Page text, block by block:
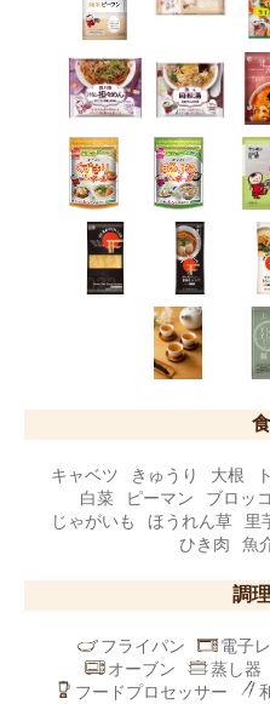
キャベツ きゅうり 大根
白菜
ピーマン ブロッ
じゃがいも
ほうれん草 里
ひき肉
魚
調
フライパン 電子
オーブン
蒸し器
フードプロセッサー